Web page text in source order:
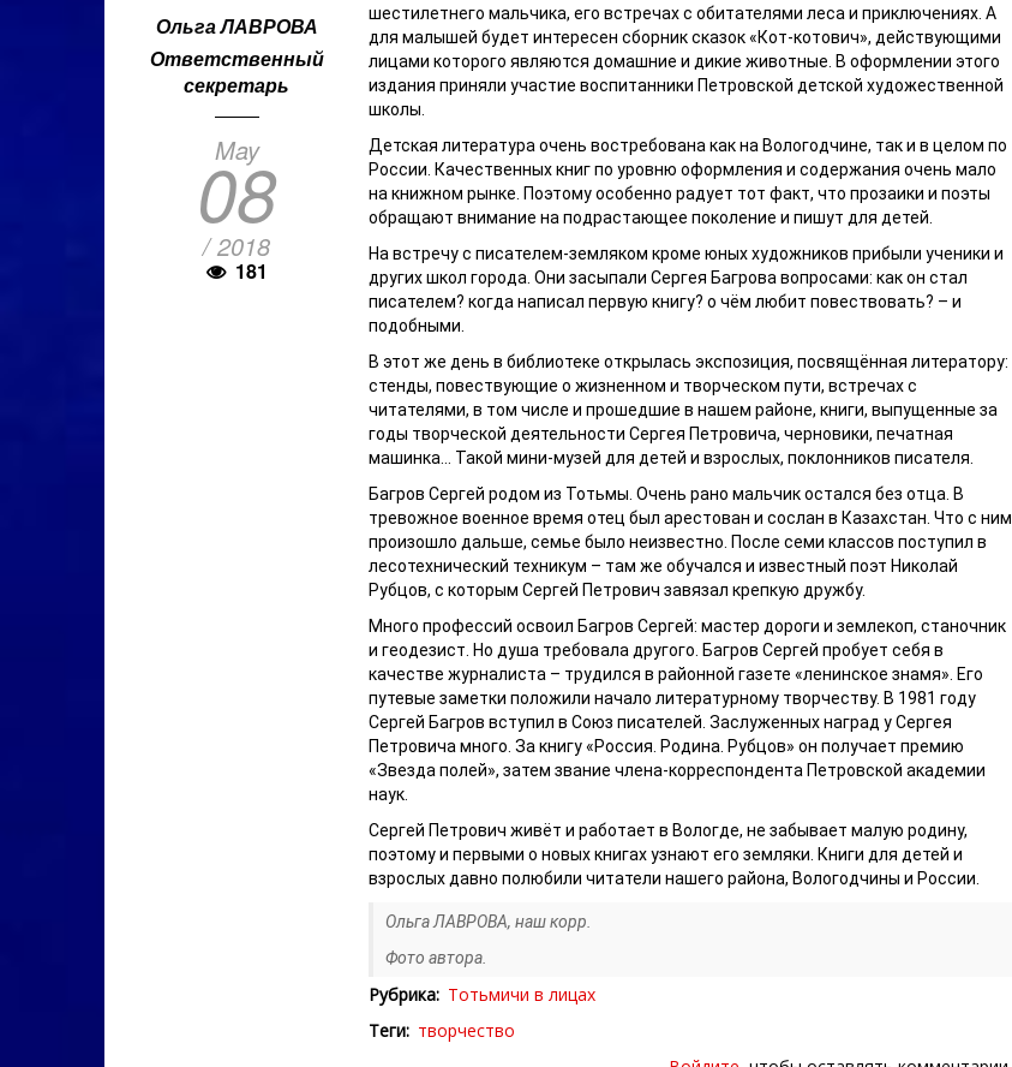
Ольга ЛАВРОВА
Ответственный
секретарь
May
08
/ 2018
181
шестилетнего мальчика, его встречах с обитателями леса и приключениях. А
для малышей будет интересен сборник сказок «Кот-котович», действующими
лицами которого являются домашние и дикие животные. В оформлении этого
издания приняли участие воспитанники Петровской детской художественной
школы.
Детская литература очень востребована как на Вологодчине, так и в целом по
России. Качественных книг по уровню оформления и содержания очень мало
на книжном рынке. Поэтому особенно радует тот факт, что прозаики и поэты
обращают внимание на подрастающее поколение и пишут для детей.
На встречу с писателем-земляком кроме юных художников прибыли ученики и
других школ города. Они засыпали Сергея Багрова вопросами: как он стал
писателем? когда написал первую книгу? о чём любит повествовать? – и
подобными.
В этот же день в библиотеке открылась экспозиция, посвящённая литератору:
стенды, повествующие о жизненном и творческом пути, встречах с
читателями, в том числе и прошедшие в нашем районе, книги, выпущенные за
годы творческой деятельности Сергея Петровича, черновики, печатная
машинка… Такой мини-музей для детей и взрослых, поклонников писателя.
Багров Сергей родом из Тотьмы. Очень рано мальчик остался без отца. В
тревожное военное время отец был арестован и сослан в Казахстан. Что с ним
произошло дальше, семье было неизвестно. После семи классов поступил в
лесотехнический техникум – там же обучался и известный поэт Николай
Рубцов, с которым Сергей Петрович завязал крепкую дружбу.
Много профессий освоил Багров Сергей: мастер дороги и землекоп, станочник
и геодезист. Но душа требовала другого. Багров Сергей пробует себя в
качестве журналиста – трудился в районной газете «ленинское знамя». Его
путевые заметки положили начало литературному творчеству. В 1981 году
Сергей Багров вступил в Союз писателей. Заслуженных наград у Сергея
Петровича много. За книгу «Россия. Родина. Рубцов» он получает премию
«Звезда полей», затем звание члена-корреспондента Петровской академии
наук.
Сергей Петрович живёт и работает в Вологде, не забывает малую родину,
поэтому и первыми о новых книгах узнают его земляки. Книги для детей и
взрослых давно полюбили читатели нашего района, Вологодчины и России.
Ольга ЛАВРОВА, наш корр.
Фото автора.
Рубрика Тотьмичи в лицах
Теги творчество